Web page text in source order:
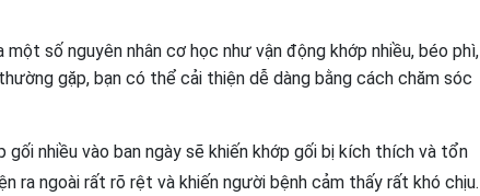
số nguyên nhân cơ học như vận động khớp nhiều, béo phì,
gặp, bạn có thể cải thiện dễ dàng bằng cách chăm sóc
gối nhiều vào ban ngày sẽ khiến khớp gối bị kích thích và tổn
ra ngoài rất rõ rệt và khiến người bệnh cảm thấy rất khó chịu.